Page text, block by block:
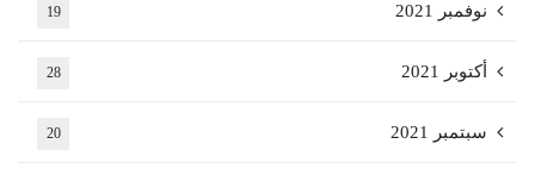
نوفمبر 2021 19
أكتوبر 2021 28
سبتمبر 2021 20